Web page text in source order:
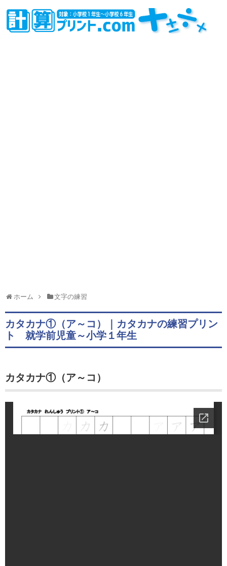
ホーム 文字の練習
カタカナ①（ア～コ）｜カタカナの練習プリン
ト 就学前児童～小学１年生
カタカナ①（ア～コ）